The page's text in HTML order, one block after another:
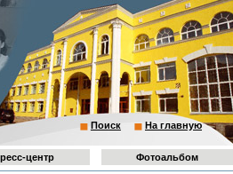
Поиск На главную
центр Фотоальбом